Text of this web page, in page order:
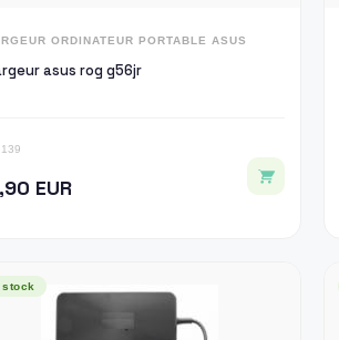
ORDINATEUR PORTABLE ASUS
asus rog g56jr
EUR
stock